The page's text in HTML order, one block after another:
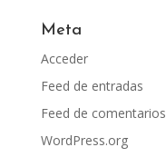
Meta
Acceder
Feed de entradas
Feed de comentarios
WordPress.org